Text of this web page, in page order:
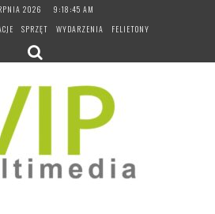
2026
9:18:46 AM
SPRZĘT WYDARZENIA FELIETONY